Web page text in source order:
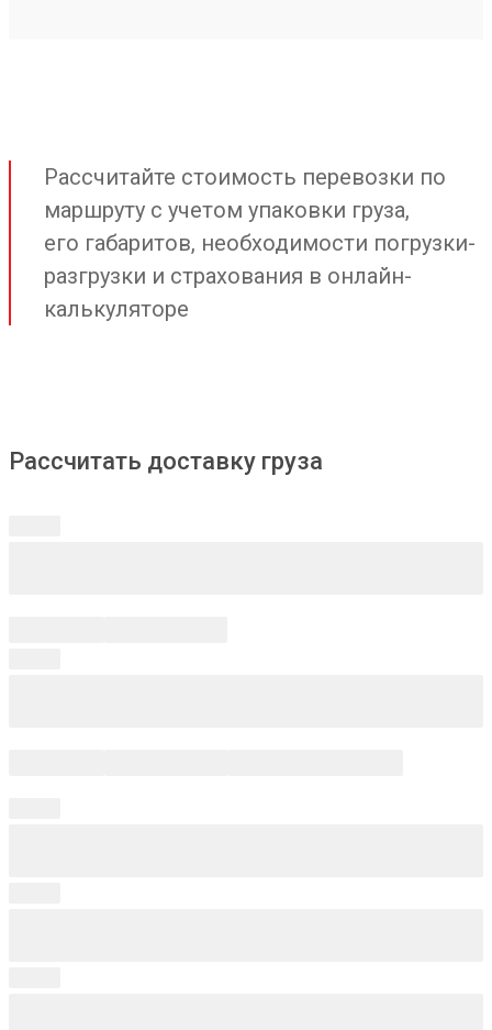
Рассчитайте стоимость перевозки по
маршруту с учетом упаковки груза,
его габаритов, необходимости погрузки-
разгрузки и страхования в онлайн-
калькуляторе
Рассчитать доставку груза